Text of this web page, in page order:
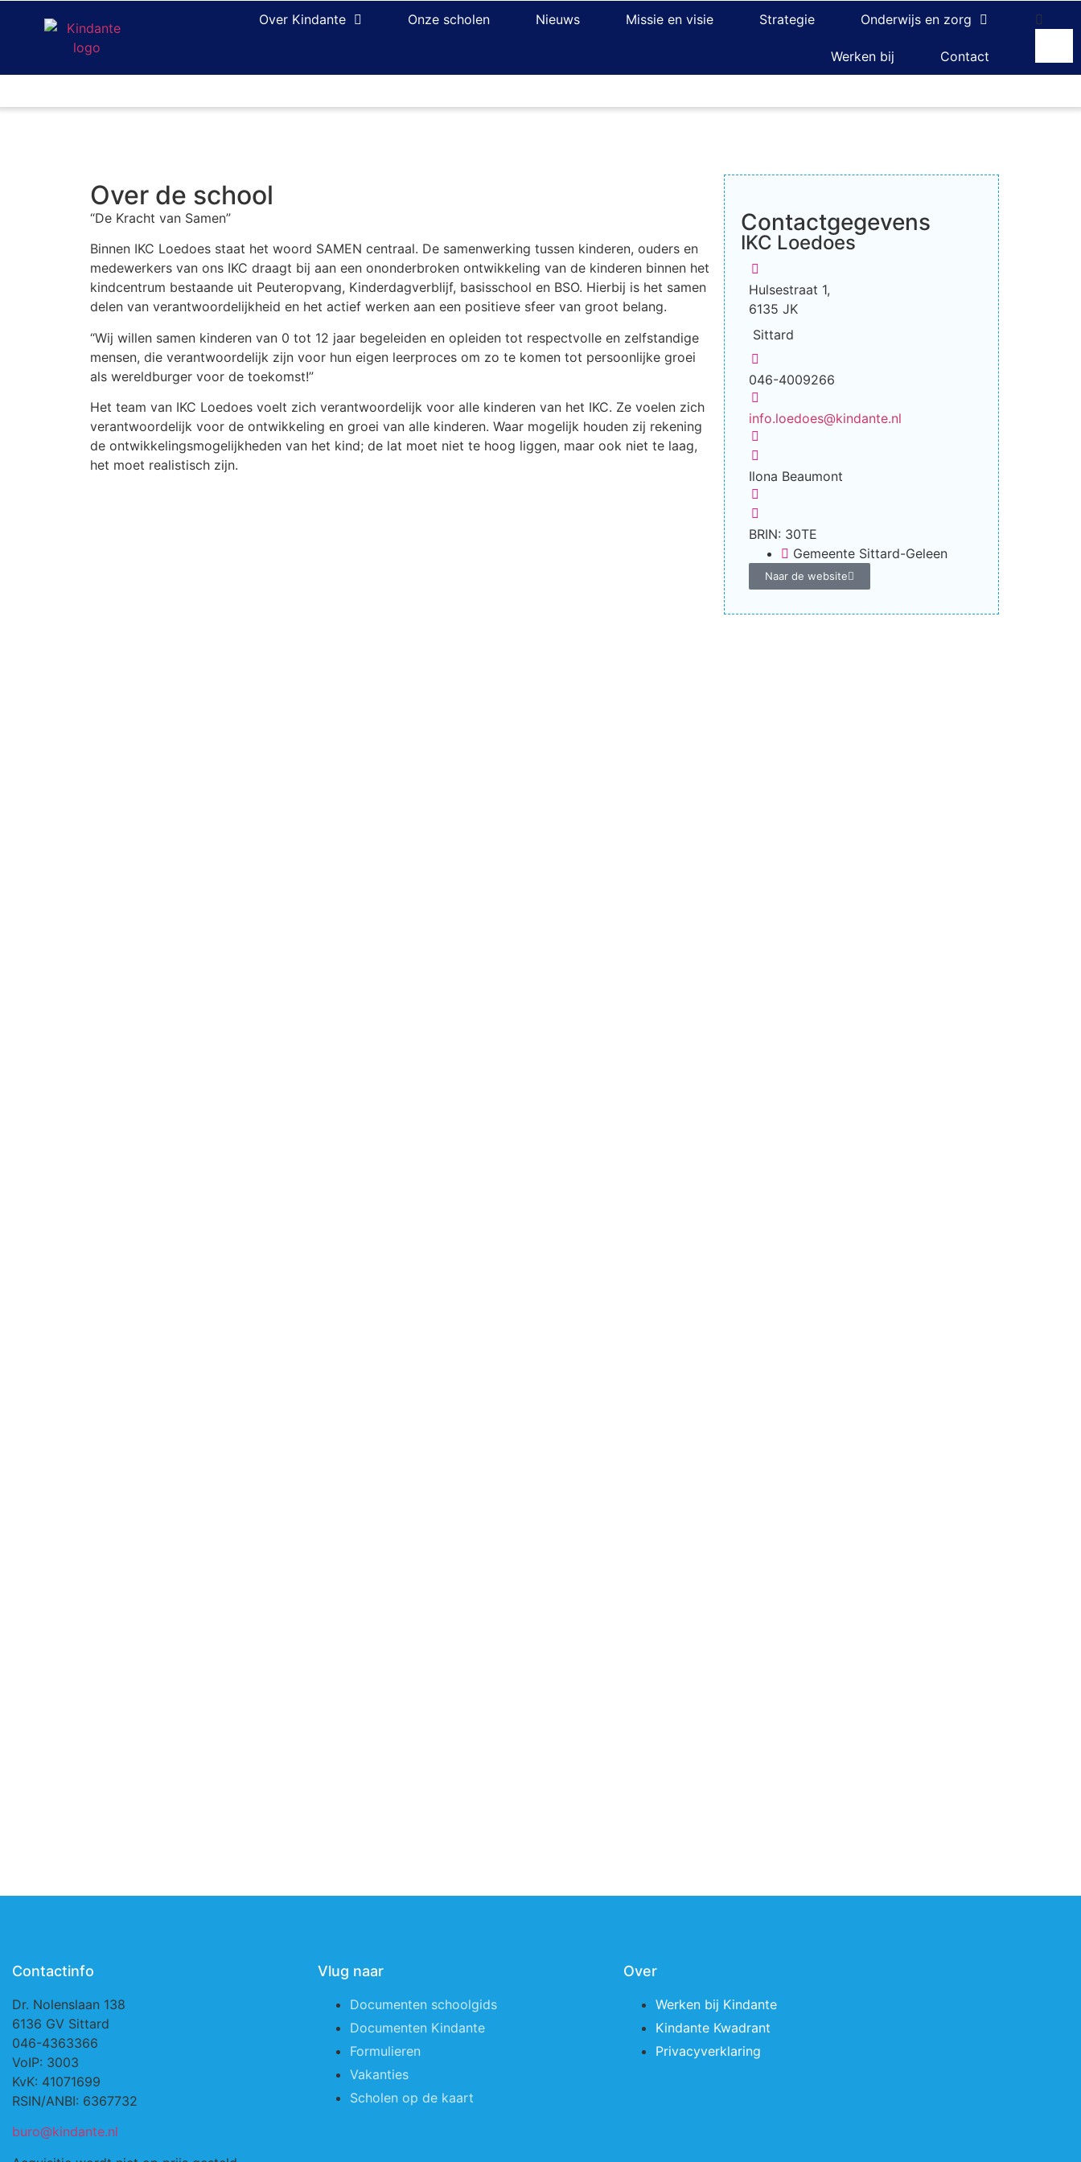
Over Kindante Onze scholen Nieuws Missie en visie Strategie Onderwijs en zorg
Werken bij Contact
Over de school
“De Kracht van Samen”
Binnen IKC Loedoes staat het woord SAMEN centraal. De samenwerking tussen kinderen, ouders en
medewerkers van ons IKC draagt bij aan een ononderbroken ontwikkeling van de kinderen binnen het
kindcentrum bestaande uit Peuteropvang, Kinderdagverblijf, basisschool en BSO. Hierbij is het samen
delen van verantwoordelijkheid en het actief werken aan een positieve sfeer van groot belang.
“Wij willen samen kinderen van 0 tot 12 jaar begeleiden en opleiden tot respectvolle en zelfstandige
mensen, die verantwoordelijk zijn voor hun eigen leerproces om zo te komen tot persoonlijke groei
als wereldburger voor de toekomst!”
Het team van IKC Loedoes voelt zich verantwoordelijk voor alle kinderen van het IKC. Ze voelen zich
verantwoordelijk voor de ontwikkeling en groei van alle kinderen. Waar mogelijk houden zij rekening
de ontwikkelingsmogelijkheden van het kind; de lat moet niet te hoog liggen, maar ook niet te laag,
het moet realistisch zijn.
Contactgegevens
IKC Loedoes
Hulsestraat 1,
6135 JK
Sittard
046-4009266
info.loedoes@kindante.nl
Ilona Beaumont
BRIN: 30TE
Gemeente Sittard-Geleen
Naar de website
Contactinfo
Dr. Nolenslaan 138
6136 GV Sittard
046-4363366
VoIP: 3003
KvK: 41071699
RSIN/ANBI: 6367732
buro@kindante.nl
Vlug naar
Documenten schoolgids
Documenten Kindante
Formulieren
Vakanties
Scholen op de kaart
Over
Werken bij Kindante
Kindante Kwadrant
Privacyverklaring